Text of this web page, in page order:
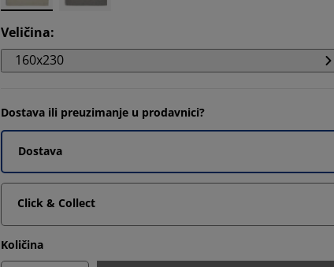
Veličina:
160x230
Dostava ili preuzimanje u prodavnici?
Dostava
Click & Collect
Količina